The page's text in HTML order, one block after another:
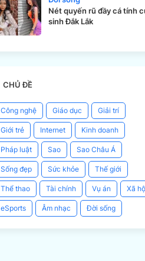
Nét quyến rũ đầy cá tính
sinh Đắk Lắk
CHỦ ĐỀ
Công nghệ Giáo dục Giải trí
Giới trẻ Internet Kinh doanh
Pháp luật Sao Sao Châu Á
Sống đẹp Sức khỏe Thế giới
Thể thao Tài chính Vụ án Xã
eSports Âm nhạc Đời sống